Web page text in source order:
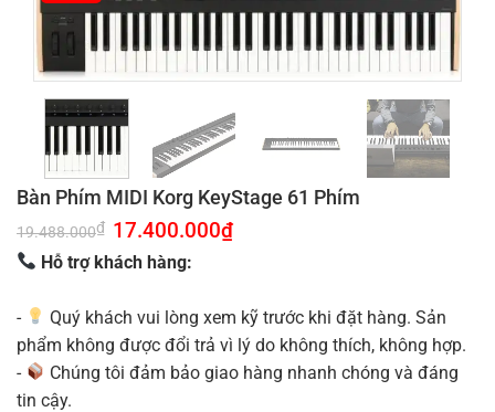
Bàn Phím MIDI Korg KeyStage 61 Phím
19.488.000₫ Giá
gốc
là:
19.488.000₫.
17.400.000₫Giá
Hỗ trợ khách hàng:
-
Quý khách vui lòng xem kỹ trước khi đặt hàng. Sản
phẩm không được đổi trả vì lý do không thích, không hợp.
-
Chúng tôi đảm bảo giao hàng nhanh chóng và đáng
tin cậy.